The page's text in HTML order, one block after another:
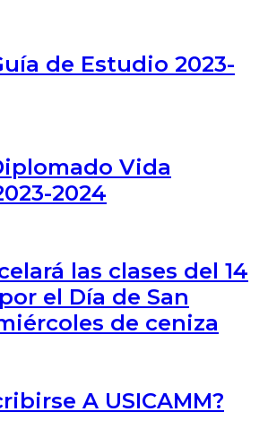
de Estudio 2023-
Vida
2024
las clases del 14
el Día de San
de ceniza
A USICAMM?